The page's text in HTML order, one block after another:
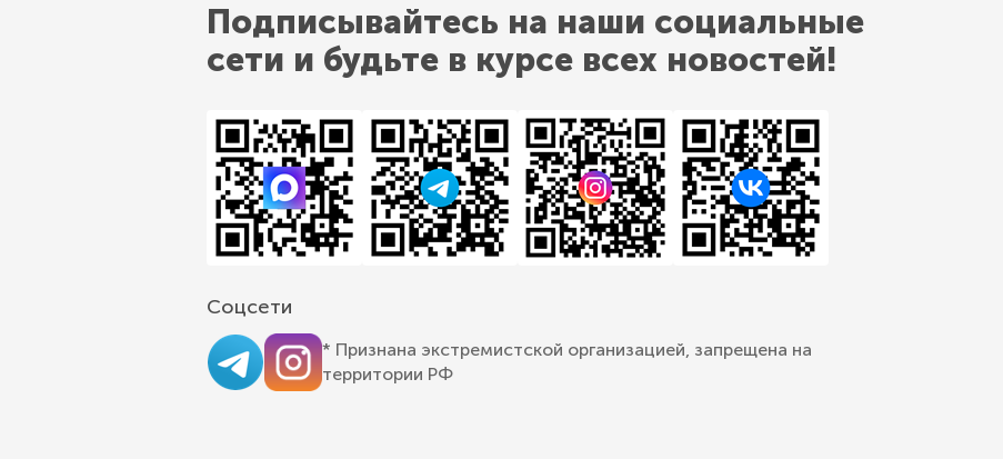
Подписывайтесь на наши социальные
сети и будьте в курсе всех новостей!
Соцсети
* Признана экстремистской организацией, запрещена на
территории РФ